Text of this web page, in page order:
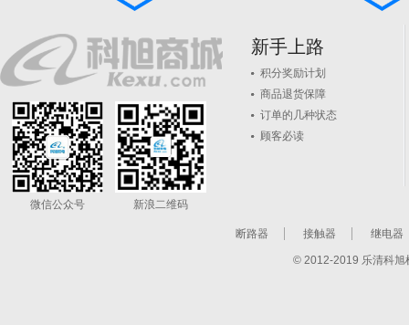
微信公众号 新浪二维码
新手上路
积分奖励计划
商品退货保障
订单的几种状态
顾客必读
断路器 接触器 继电器
© 2012-2019 乐清科旭